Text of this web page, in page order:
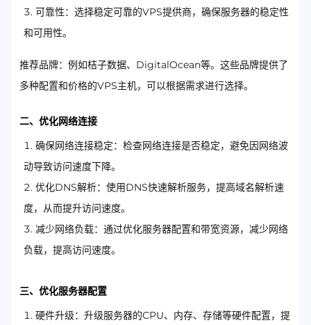
可靠性：选择稳定可靠的VPS提供商，确保服务器的稳定性
和可用性。
推荐品牌：例如桔子数据、DigitalOcean等。这些品牌提供了
多种配置和价格的VPS主机，可以根据需求进行选择。
二、优化网络连接
确保网络连接稳定：检查网络连接是否稳定，避免因网络波
动导致访问速度下降。
优化DNS解析：使用DNS快速解析服务，提高域名解析速
度，从而提升访问速度。
减少网络负载：通过优化服务器配置和带宽资源，减少网络
负载，提高访问速度。
三、优化服务器配置
硬件升级：升级服务器的CPU、内存、存储等硬件配置，提